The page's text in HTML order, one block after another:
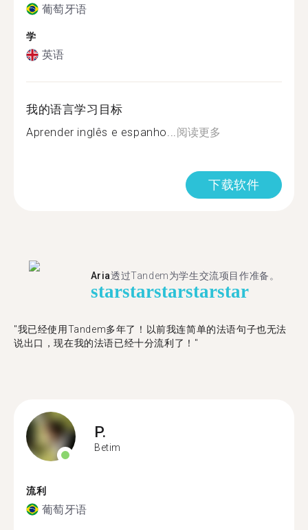
葡萄牙语
学
英语
我的语言学习目标
Aprender inglês e espanho...阅读更多
下载软件
Aria透过Tandem为学生交流项目作准备。
starstarstarstarstar
"​​我已经使用Tandem多年了！以前我连简单的法语句子也无法
说出口，现在我的法语已经十分流利了！"
P.
Betim
流利
葡萄牙语